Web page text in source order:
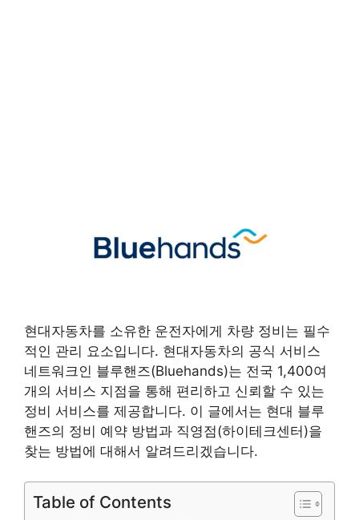
현대자동차를 소유한 운전자에게 차량 정비는 필수
적인 관리 요소입니다. 현대자동차의 공식 서비스
네트워크인 블루핸즈(Bluehands)는 전국 1,400여
개의 서비스 지점을 통해 편리하고 신뢰할 수 있는
정비 서비스를 제공합니다. 이 글에서는 현대 블루
핸즈의 정비 예약 방법과 직영점(하이테크센터)을
찾는 방법에 대해서 알려드리겠습니다.
Table of Contents